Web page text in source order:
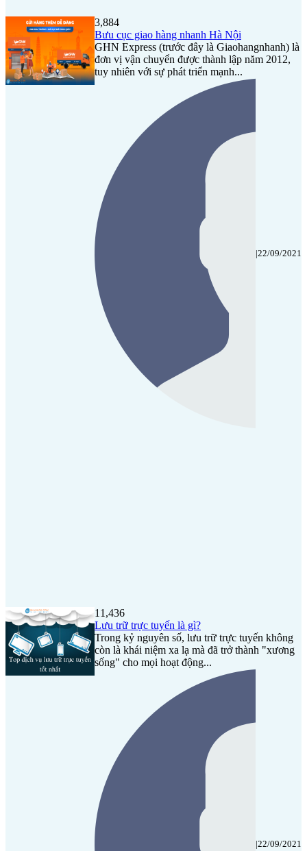
3,884
Bưu cục giao hàng nhanh Hà Nội
GHN Express (trước đây là Giaohangnhanh) là
đơn vị vận chuyển được thành lập năm 2012,
tuy nhiên với sự phát triển mạnh...
|22/09/2021
11,436
Lưu trữ trực tuyến là gì?
Trong kỷ nguyên số, lưu trữ trực tuyến không
còn là khái niệm xa lạ mà đã trở thành "xương
sống" cho mọi hoạt động...
|22/09/2021